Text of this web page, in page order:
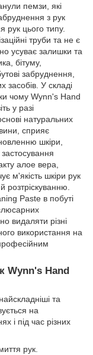
пемзи, які
з рук
рук цього типу.
труби та не є
усуває залишки та
бітуму,
забруднення,
засобів. У складі
чому Wynn's Hand
у разі
натуральних
сприяє
шкіри,
алое вера,
м'якість шкіри рук
розтріскуванню.
Paste в побуті
видаляти різні
використання на
Wynn's Hand
та
на
і під час різних
рук.